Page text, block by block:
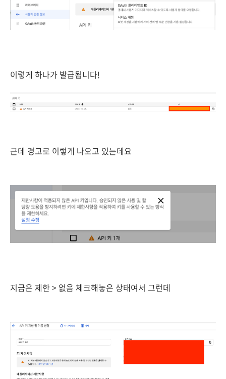
이렇게 하나가 발급됩니다!
근데 경고로 이렇게 나오고 있는데요
지금은 제한 > 없음 체크해놓은 상태여서 그런데